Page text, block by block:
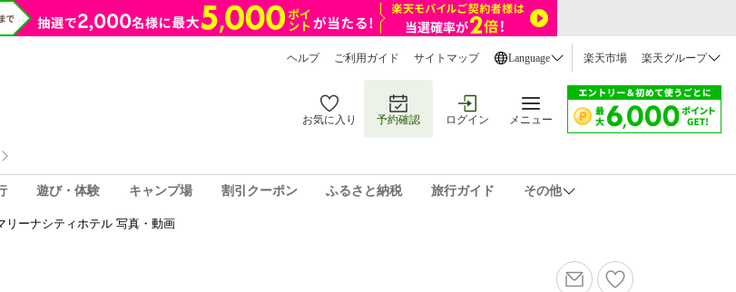
ヘルプ ご利用ガイド サイトマップ Language 楽天市場 楽天グループ
お気に入り 予約確認 ログイン メニュー
遊び・体験 キャンプ場 割引クーポン ふるさと納税 旅行ガイド その他
リーナシティホテル 写真・動画